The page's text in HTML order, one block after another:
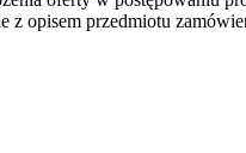
z opisem przedmiotu